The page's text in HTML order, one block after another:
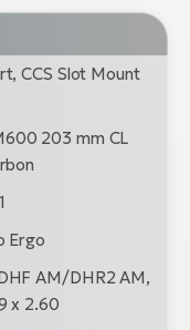
CCS Slot Mount
203 mm CL
Ergo
AM/DHR2 AM,
x 2.60